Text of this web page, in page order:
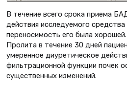
В течение всего срока приема
действия исследуемого
переносимость его была
Пролита в течение 30 дней
умеренное диуретическое
фильтрационной функции почек
существенных изменений.